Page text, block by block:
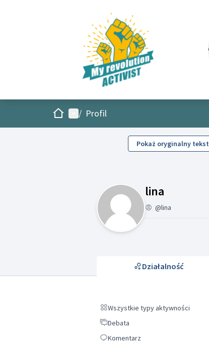
Strona główna
Menu główne
/ Profil
Pokaż oryginalny tekst
lina
@lina
Działalność
Wszystkie typy aktywności
Wszystkie typy aktywności
DebataDebata
Komentarz
Komentarz